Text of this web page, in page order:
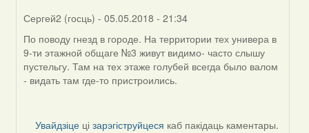
Сергей2 (госць) - 05.05.2018 - 21:34
In
reply
to
by
По поводу гнезд в городе. На территории тех универа в
9-ти этажной общаге №3 живут видимо- часто слышу
пустельгу. Там на тех этаже голубей всегда было валом
- видать там где-то пристроились.
Увайдзіце цізарэгіструйцеся каб пакідаць каментары.